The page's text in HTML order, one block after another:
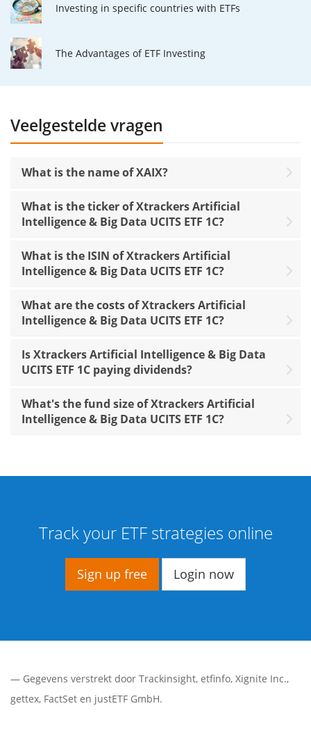
Investing in specific countries with ETFs
The Advantages of ETF Investing
Veelgestelde vragen
What is the name of XAIX?
What is the ticker of Xtrackers Artificial
Intelligence & Big Data UCITS ETF 1C?
What is the ISIN of Xtrackers Artificial
Intelligence & Big Data UCITS ETF 1C?
What are the costs of Xtrackers Artificial
Intelligence & Big Data UCITS ETF 1C?
Is Xtrackers Artificial Intelligence & Big Data
UCITS ETF 1C paying dividends?
What's the fund size of Xtrackers Artificial
Intelligence & Big Data UCITS ETF 1C?
Track your ETF strategies online
Sign up free Login now
— Gegevens verstrekt door Trackinsight, etfinfo, Xignite Inc.,
gettex, FactSet en justETF GmbH.